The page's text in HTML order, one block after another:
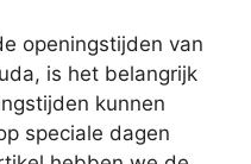
openingstijden van
is het belangrijk
kunnen
speciale dagen